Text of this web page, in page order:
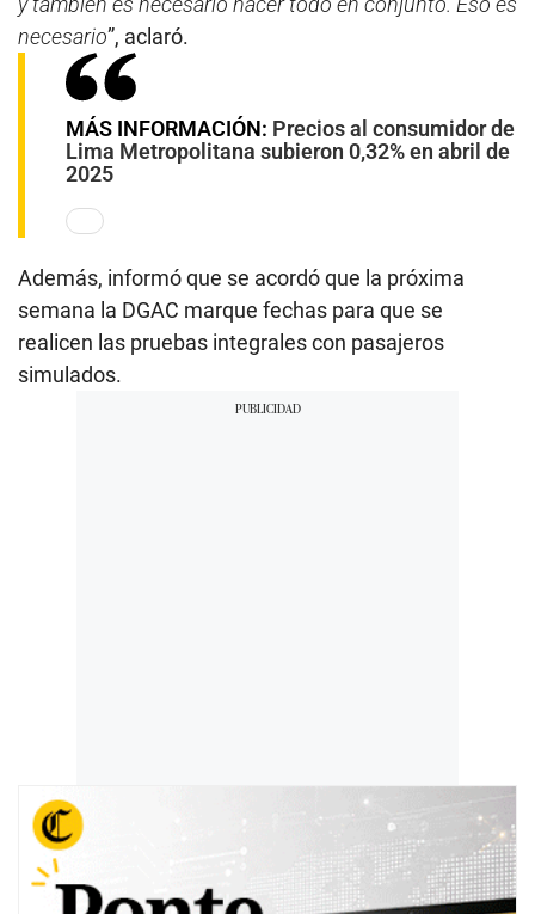
necesario”, aclaró.
MÁS INFORMACIÓN: Precios al consumidor de
Lima Metropolitana subieron 0,32% en abril de
2025
Además, informó que se acordó que la próxima
semana la DGAC marque fechas para que se
realicen las pruebas integrales con pasajeros
simulados.